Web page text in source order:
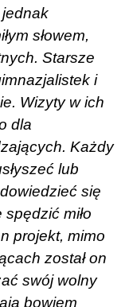
słowem,
Starsze
i
Wizyty w ich
dla
Każdy
lub
się
miło
projekt, mimo
został on
swój wolny
bowiem